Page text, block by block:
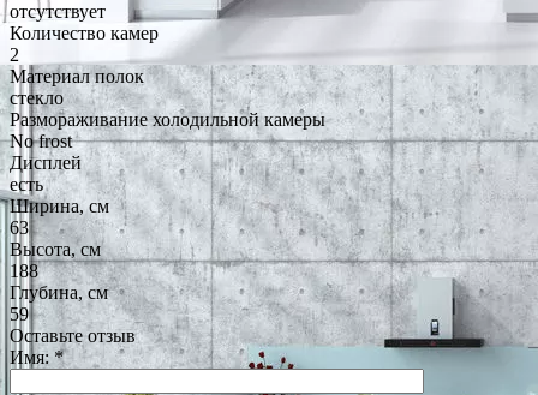
отсутствует
Количество камер
2
Материал полок
стекло
Размораживание холодильной камеры
No frost
Дисплей
есть
Ширина, см
63
Высота, см
188
Глубина, см
59
Оставьте отзыв
Имя: *